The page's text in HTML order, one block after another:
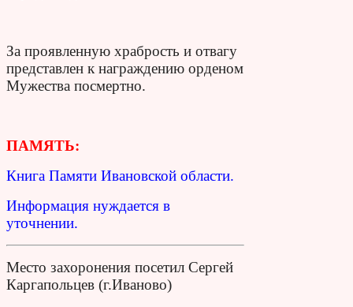
За проявленную храбрость и отвагу
представлен к награждению орденом
Мужества посмертно.
ПАМЯТЬ:
Книга Памяти Ивановской области.
Информация нуждается в
уточнении.
Место захоронения посетил Сергей
Каргапольцев (г.Иваново)